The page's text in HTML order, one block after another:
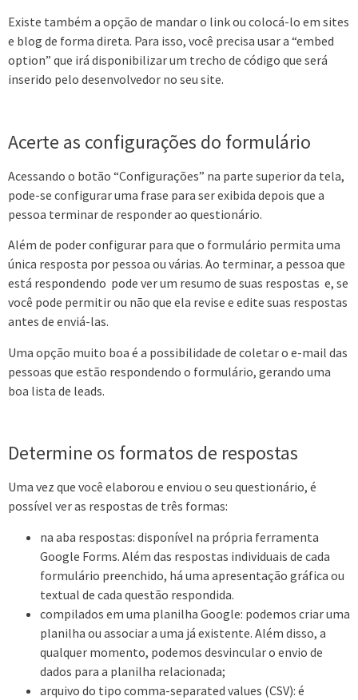
Existe também a opção de mandar o link ou colocá-lo em sites
e blog de forma direta. Para isso, você precisa usar a “embed
option” que irá disponibilizar um trecho de código que será
inserido pelo desenvolvedor no seu site.
Acerte as configurações do formulário
Acessando o botão “Configurações” na parte superior da tela,
pode-se configurar uma frase para ser exibida depois que a
pessoa terminar de responder ao questionário.
Além de poder configurar para que o formulário permita uma
única resposta por pessoa ou várias. Ao terminar, a pessoa que
está respondendo pode ver um resumo de suas respostas e, se
você pode permitir ou não que ela revise e edite suas respostas
antes de enviá-las.
Uma opção muito boa é a possibilidade de coletar o e-mail das
pessoas que estão respondendo o formulário, gerando uma
boa lista de leads.
Determine os formatos de respostas
Uma vez que você elaborou e enviou o seu questionário, é
possível ver as respostas de três formas:
na aba respostas: disponível na própria ferramenta
Google Forms. Além das respostas individuais de cada
formulário preenchido, há uma apresentação gráfica ou
textual de cada questão respondida.
compilados em uma planilha Google: podemos criar uma
planilha ou associar a uma já existente. Além disso, a
qualquer momento, podemos desvincular o envio de
dados para a planilha relacionada;
arquivo do tipo comma-separated values (CSV): é